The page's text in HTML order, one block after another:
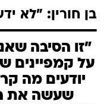
בן חורין: "לא
"זו הסיבה
על קמפיינים
יודעים מה
שעשה את